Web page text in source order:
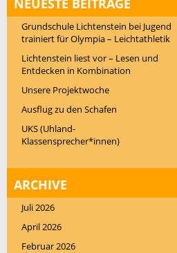
NEUESTE BEITRÄGE
Grundschule Lichtenstein bei Jugend
trainiert für Olympia – Leichtathletik
Lichtenstein liest vor – Lesen und
Entdecken in Kombination
Unsere Projektwoche
Ausflug zu den Schafen
UKS (Uhland-
Klassensprecher*innen)
ARCHIVE
Juli 2026
April 2026
Februar 2026